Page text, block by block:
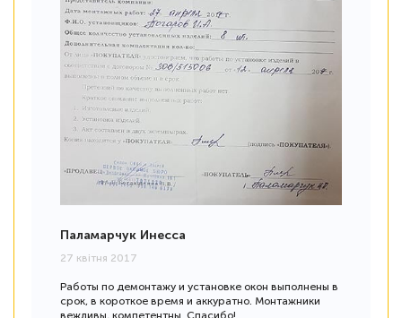
Паламарчук Инесса
27 квітня 2017
Работы по демонтажу и установке окон выполнены в
срок, в короткое время и аккуратно. Монтажники
вежливы, компетентны. Спасибо!